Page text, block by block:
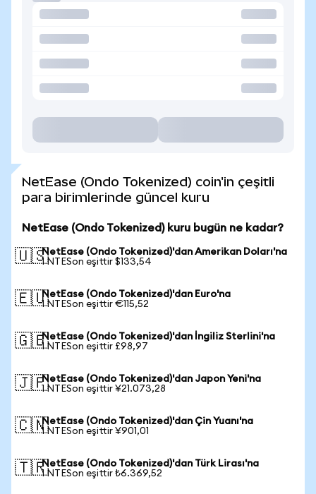
NetEase (Ondo Tokenized) coin'in çeşitli
para birimlerinde güncel kuru
NetEase (Ondo Tokenized) kuru bugün ne kadar?
🇺🇸NetEase (Ondo Tokenized)'dan Amerikan Doları'na
1 NTESon eşittir $133,54
🇪🇺NetEase (Ondo Tokenized)'dan Euro'na
1 NTESon eşittir €115,52
🇬🇧NetEase (Ondo Tokenized)'dan İngiliz Sterlini'na
1 NTESon eşittir £98,97
🇯🇵NetEase (Ondo Tokenized)'dan Japon Yeni'na
1 NTESon eşittir ¥21.073,28
🇨🇳NetEase (Ondo Tokenized)'dan Çin Yuanı'na
1 NTESon eşittir ¥901,01
🇹🇷NetEase (Ondo Tokenized)'dan Türk Lirası'na
1 NTESon eşittir ₺6.369,52